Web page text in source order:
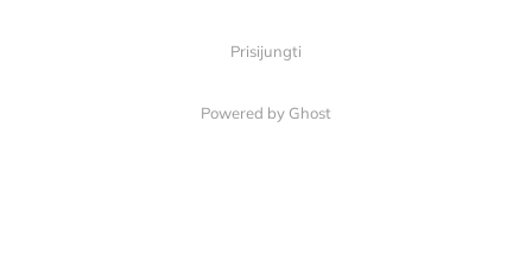
Prisijungti
Powered by Ghost